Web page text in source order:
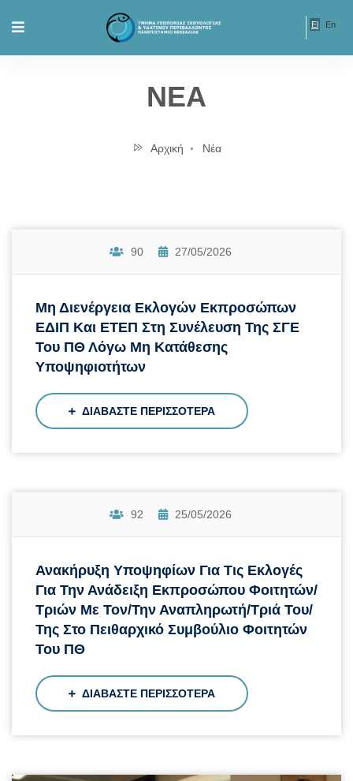
El En
ΝΕΑ
Αρχική Νέα
90 27/05/2026
Μη Διενέργεια Εκλογών Εκπροσώπων
ΕΔΙΠ Και ΕΤΕΠ Στη Συνέλευση Της ΣΓΕ
Του ΠΘ Λόγω Μη Κατάθεσης
Υποψηφιοτήτων
ΔΙΑΒΑΣΤΕ ΠΕΡΙΣΣΟΤΕΡΑ
92 25/05/2026
Ανακήρυξη Υποψηφίων Για Τις Εκλογές
Για Την Ανάδειξη Εκπροσώπου Φοιτητών/
Τριών Με Τον/την Αναπληρωτή/τριά Του/
Της Στο Πειθαρχικό Συμβούλιο Φοιτητών
Του ΠΘ
ΔΙΑΒΑΣΤΕ ΠΕΡΙΣΣΟΤΕΡΑ